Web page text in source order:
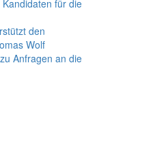
für die
den
Wolf
Anfragen an die